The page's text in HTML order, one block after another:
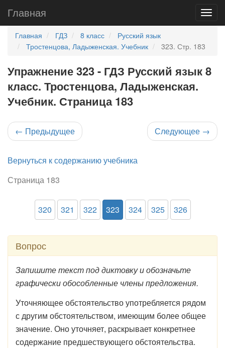
Главная
Главная ГДЗ 8 класс
Русский язык
Тростенцова, Ладыженская. Учебник
323. Стр. 183
Упражнение 323 - ГДЗ Русский язык 8
класс. Тростенцова, Ладыженская.
Учебник. Страница 183
← Предыдущее Следующее →
Вернуться к содержанию учебника
Страница 183
320 321 322 323 324 325 326
Вопрос
Запишите текст под диктовку и обозначьте
графически обособленные члены предложения.
Уточняющее обстоятельство употребляется рядом
с другим обстоятельством, имеющим более общее
значение. Оно уточняет, раскрывает конкретнее
содержание предшествующего обстоятельства.